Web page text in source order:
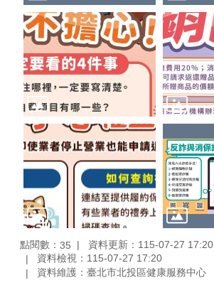
點閱數： 35
資料更新：115-07-27 17:20
資料檢視：115-07-27 17:20
資料維護：臺北市北投區健康服務中心